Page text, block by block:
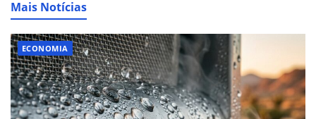
Mais Notícias
ECONOMIA